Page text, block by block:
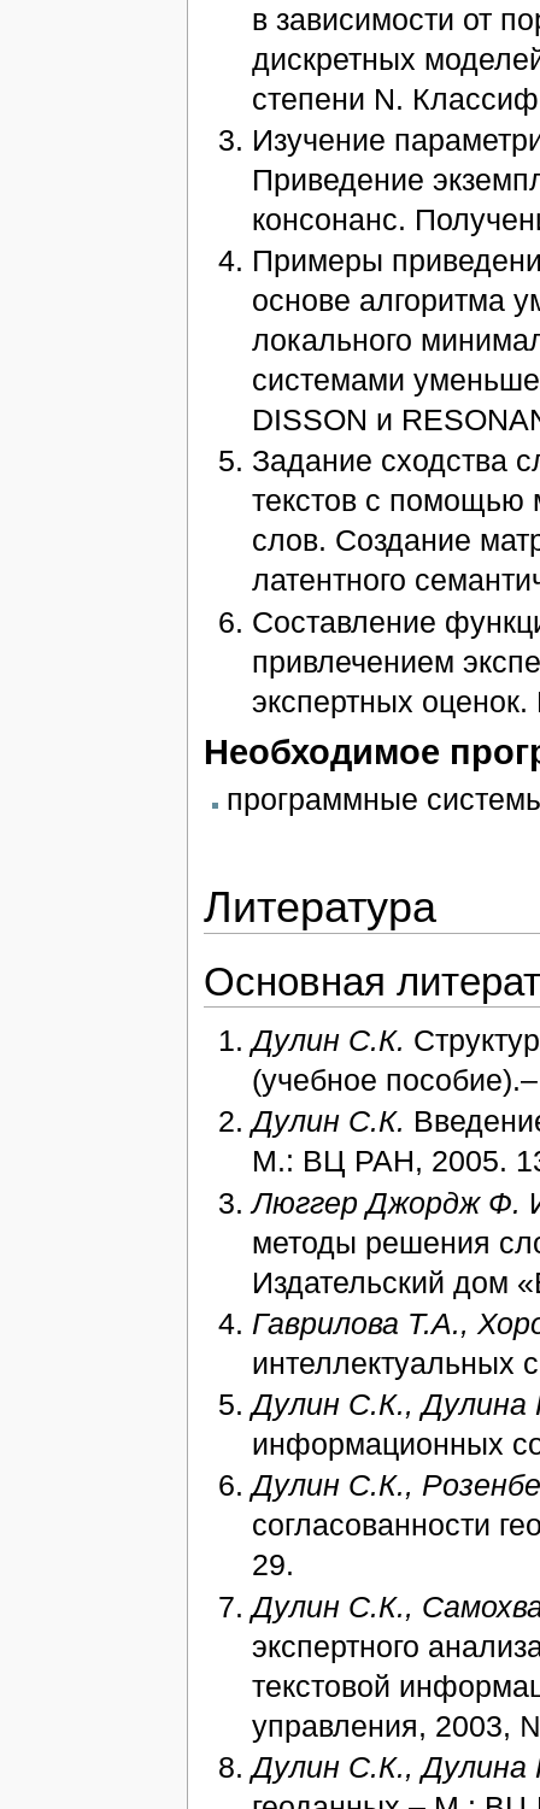
в зависимости от
дискретных
степени N.
Изучение
Приведение
консонанс.
Примеры
основе алгоритма
локального
системами
DISSON и
Задание сходства
текстов с помощью
слов. Создание
латентного
Составление
привлечением
экспертных
Необходимое
программные
Литература
Основная
Дулин С.К.
(учебное
Дулин С.К.
М.: ВЦ РАН, 2005.
Люггер Джордж Ф.
методы решения
Издательский дом
Гаврилова Т.А.,
интеллектуальных
Дулин С.К., Дулина
информационных
Дулин С.К.,
согласованности
29.
Дулин С.К.,
экспертного
текстовой
управления, 2003,
Дулин С.К., Дулина